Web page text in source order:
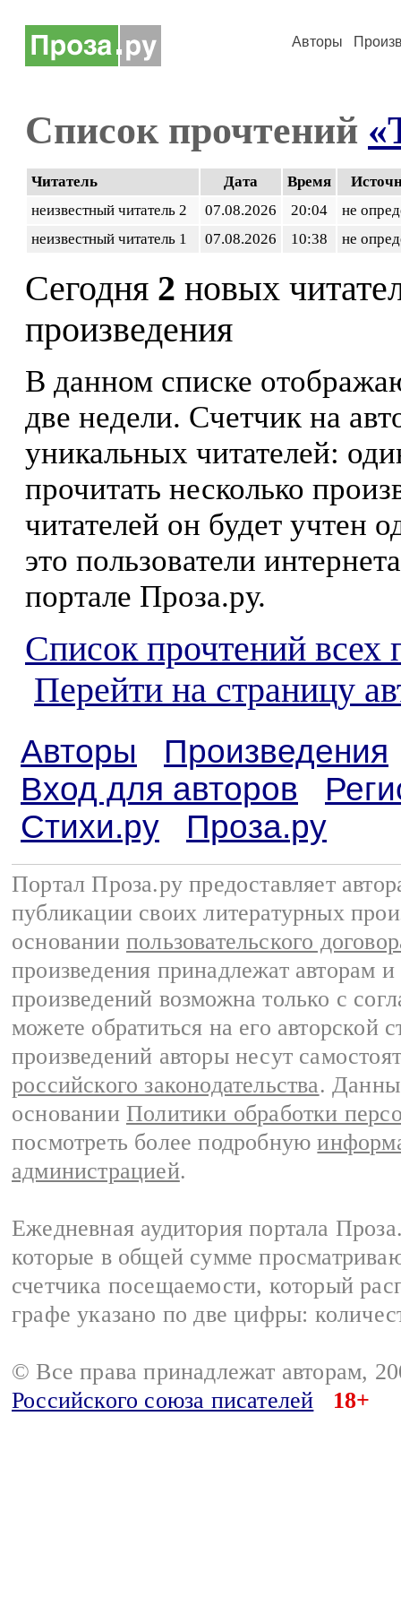
Авторы
Список прочтений
Читатель Дата Время
неизвестный читатель 2
07.08.2026 20:04
не
неизвестный читатель 1
07.08.2026 10:38 не
Сегодня 2 новых
произведения
В данном списке
две недели. Счетчик на
уникальных читателей:
прочитать несколько
читателей он будет учтен
это пользователи
портале Проза.ру.
Список прочтений всех
Перейти на страницу
Авторы
Произведения
Вход для авторов
Стихи.ру
Проза.ру
Портал Проза.ру предоставляет
публикации своих литературных
основании пользовательского
произведения принадлежат авторам
произведений возможна только с
можете обратиться на его авторской
произведений авторы несут
российского законодательства.
основании Политики обработки
посмотреть более подробную
администрацией.
Ежедневная аудитория портала
которые в общей сумме
счетчика посещаемости, который
графе указано по две цифры:
© Все права принадлежат авторам,
Российского союза писателей
18+